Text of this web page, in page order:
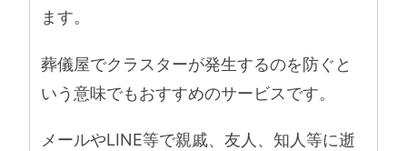
ます。
葬儀屋でクラスターが発生するのを防ぐと
いう意味でもおすすめのサービスです。
メールやLINE等で親戚、友人、知人等に逝